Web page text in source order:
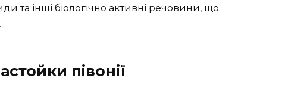
та інші біологічно активні речовини, що
півонії